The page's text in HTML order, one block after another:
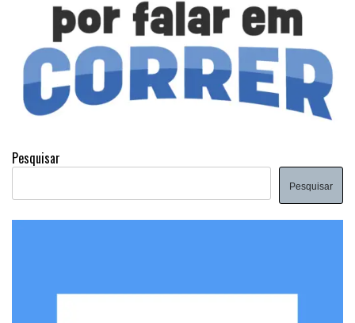
Pesquisar
Pesquisar